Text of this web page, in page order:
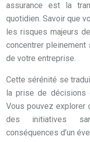
assurance est la
quotidien. Savoir que
les risques majeurs
concentrer
de votre entreprise.
Cette sérénité se
la prise de décisions
Vous pouvez explorer
des initiatives
conséquences d’un